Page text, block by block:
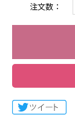
注文数：